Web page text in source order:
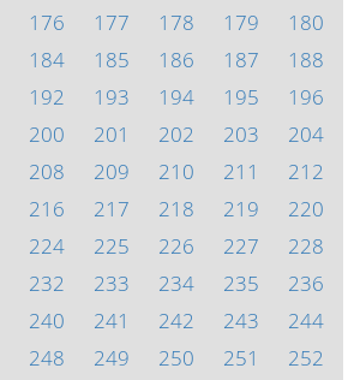
176 177 178 179
180
184 185 186 187
188
192 193 194 195
196
200 201 202 203
204
208 209 210 211
212
216 217 218 219
220
224 225 226 227
228
232 233 234 235
236
240 241 242 243
244
248 249 250 251
252